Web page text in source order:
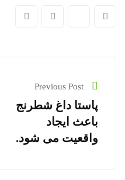
Previous Post
پاستا داغ شطرنج
باعث ایجاد
واقعیت می شود.